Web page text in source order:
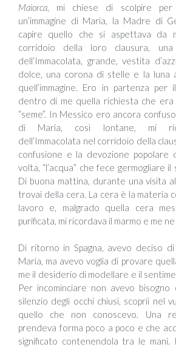
Maiorca , mi chiese di scolpire
un’immagine di Maria, la Madre di
capire quello che si aspettava da
corridoio della loro clausura,
dell’Immacolata, grande, vestita
dolce, una corona di stelle e la luna
quell’immagine. Ero in partenza
dentro di me quella richiesta che
“seme”. In Messico ero ancora
di Maria, così lontane, mi
dell’Immacolata nel corridoio della
confusione e la devozione popolare
volta, “l’acqua” che fece germogliare
Di buona mattina, durante una visita
trovai della cera. La cera è la materia
lavoro e, malgrado quella cera
purificata, mi ricordava il marmo e me
Di ritorno in Spagna, avevo deciso
Maria, ma avevo voglia di provare
me il desiderio di modellare e il
Per incominciare non avevo
silenzio degli occhi chiusi, scoprii nel
quello che non conoscevo. Una
prendeva forma poco a poco e che
significato contenendola tra le mani.